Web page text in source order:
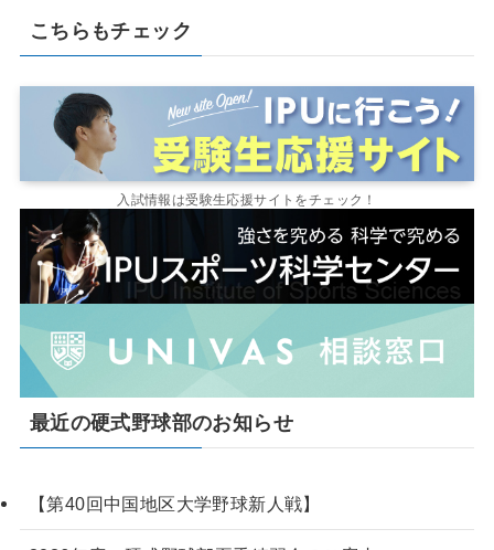
こちらもチェック
入試情報は受験生応援サイトをチェック！
最近の硬式野球部のお知らせ
【第40回中国地区大学野球新人戦】